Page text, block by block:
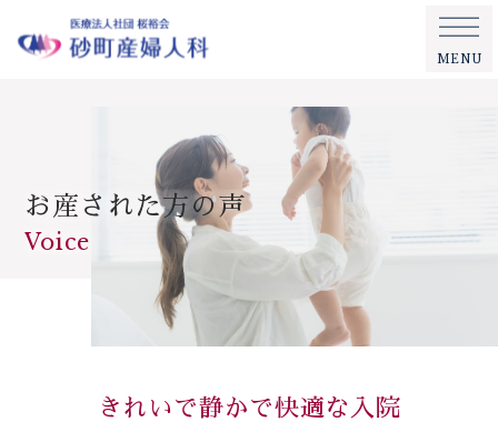
MENU
お産された方の声
Voice
きれいで静かで快適な入院